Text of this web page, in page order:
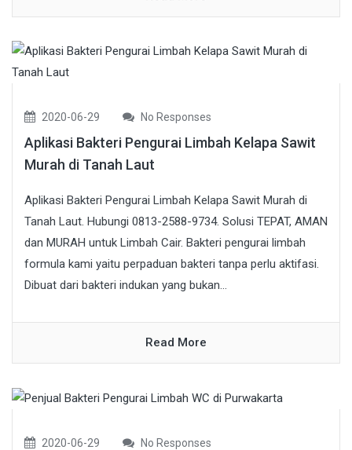
2020-06-29 No Responses
Aplikasi Bakteri Pengurai Limbah Kelapa Sawit
Murah di Tanah Laut
Aplikasi Bakteri Pengurai Limbah Kelapa Sawit Murah di
Tanah Laut. Hubungi 0813-2588-9734. Solusi TEPAT, AMAN
dan MURAH untuk Limbah Cair. Bakteri pengurai limbah
formula kami yaitu perpaduan bakteri tanpa perlu aktifasi.
Dibuat dari bakteri indukan yang bukan...
Read More
2020-06-29 No Responses